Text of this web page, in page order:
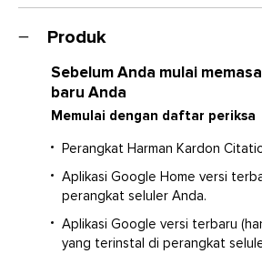
1150 x 64 x 115mm (45” x 2,4” x 4,5”)
Catatan
CITATION BAR dimaksudkan untuk
musik streaming. Konsumen dapat
menghubungkan speaker mereka
dan mengalirkan musik dengan
Selain itu, speaker tersebut akan
dan aktif memutar musik saat
itu, koneksi Bluetooth dan Wi-Fi
477 KB
Owners Manual
2 MB
Produk
Sebelum Anda mulai
baru Anda
Memulai dengan daftar periksa
Perangkat Harman Kardon
Aplikasi Google Home versi
perangkat seluler Anda.
Aplikasi Google versi terbaru
yang terinstal di perangkat